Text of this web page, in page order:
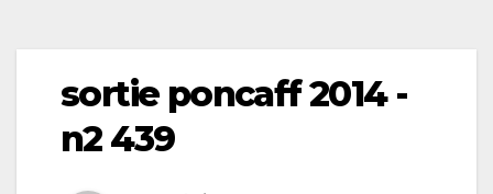
sortie poncaff 2014 -
n2 439